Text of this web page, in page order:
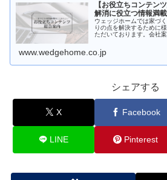
【お役立ちコンテン
解消に役立つ情報満載
ウェッジホームでは家づ
りの点を解決するために
ただいております。会社
めたけど何からはじめた
www.wedgehome.co.jp
シェアする
X Facebook
LINE Pinterest